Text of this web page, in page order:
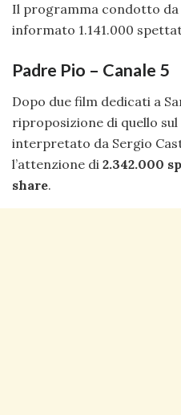
Il programma condotto da
informato 1.141.000
Padre Pio – Canale 5
Dopo due film dedicati a
riproposizione di quello
interpretato da Sergio
l’attenzione di 2.342.000
share.